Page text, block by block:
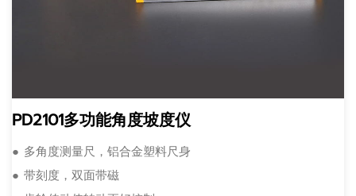
PD2101多功能角度坡度仪
● 多角度测量尺，铝合金塑料尺身
● 带刻度，双面带磁